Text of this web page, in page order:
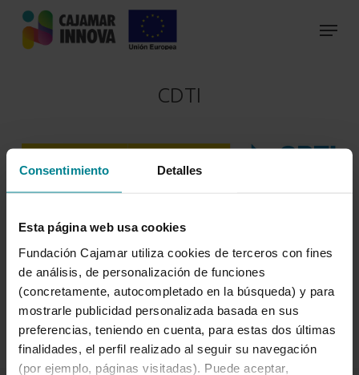
Consentimiento Detalles
Esta página web usa cookies
Fundación Cajamar utiliza cookies de terceros con fines
de análisis, de personalización de funciones
(concretamente, autocompletado en la búsqueda) y para
mostrarle publicidad personalizada basada en sus
preferencias, teniendo en cuenta, para estas dos últimas
finalidades, el perfil realizado al seguir su navegación
(por ejemplo, páginas visitadas). Puede aceptar,
Skip
CDTI
CDTI: Impulsando
innovación,transferenciayemprendimiento.
Ver más